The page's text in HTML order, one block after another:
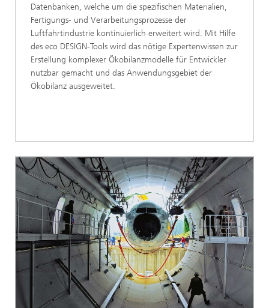
Datenbanken, welche um die spezifischen Materialien,
Fertigungs- und Verarbeitungsprozesse der
Luftfahrtindustrie kontinuierlich erweitert wird. Mit Hilfe
des eco DESIGN-Tools wird das nötige Expertenwissen zur
Erstellung komplexer Ökobilanzmodelle für Entwickler
nutzbar gemacht und das Anwendungsgebiet der
Ökobilanz ausgeweitet.